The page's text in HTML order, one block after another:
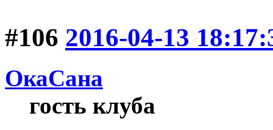
#106 2016-04-13
ОкаСана
гость клуба